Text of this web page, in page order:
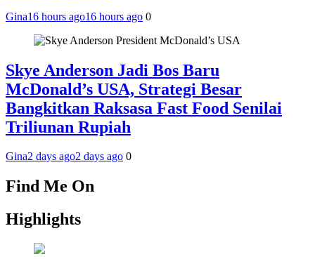
Gina16 hours ago16 hours ago 0
Skye Anderson Jadi Bos Baru
McDonald’s USA, Strategi Besar
Bangkitkan Raksasa Fast Food Senilai
Triliunan Rupiah
Gina2 days ago2 days ago 0
Find Me On
Highlights